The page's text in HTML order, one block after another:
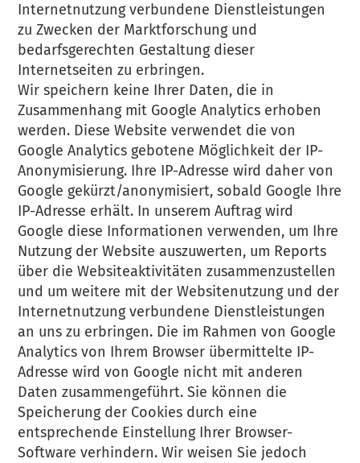
Internetnutzung verbundene Dienstleistungen
zu Zwecken der Marktforschung und
bedarfsgerechten Gestaltung dieser
Internetseiten zu erbringen.
Wir speichern keine Ihrer Daten, die in
Zusammenhang mit Google Analytics erhoben
werden. Diese Website verwendet die von
Google Analytics gebotene Möglichkeit der IP-
Anonymisierung. Ihre IP-Adresse wird daher von
Google gekürzt/anonymisiert, sobald Google Ihre
IP-Adresse erhält. In unserem Auftrag wird
Google diese Informationen verwenden, um Ihre
Nutzung der Website auszuwerten, um Reports
über die Websiteaktivitäten zusammenzustellen
und um weitere mit der Websitenutzung und der
Internetnutzung verbundene Dienstleistungen
an uns zu erbringen. Die im Rahmen von Google
Analytics von Ihrem Browser übermittelte IP-
Adresse wird von Google nicht mit anderen
Daten zusammengeführt. Sie können die
Speicherung der Cookies durch eine
entsprechende Einstellung Ihrer Browser-
Software verhindern. Wir weisen Sie jedoch